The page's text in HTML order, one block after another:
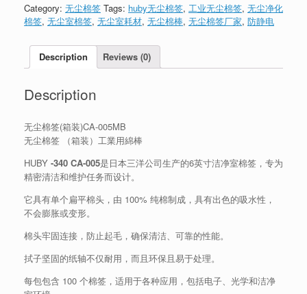
Category: 无尘棉签 Tags: huby无尘棉签, 工业无尘棉签, 无尘净化
棉签, 无尘室棉签, 无尘室耗材, 无尘棉棒, 无尘棉签厂家, 防静电
Description Reviews (0)
Description
无尘棉签(箱装)CA-005MB
无尘棉签 （箱装）工業用綿棒
HUBY -340 CA-005是日本三洋公司生产的6英寸洁净室棉签，专为
精密清洁和维护任务而设计。
它具有单个扁平棉头，由 100% 纯棉制成，具有出色的吸水性，
不会膨胀或变形。
棉头牢固连接，防止起毛，确保清洁、可靠的性能。
拭子坚固的纸轴不仅耐用，而且环保且易于处理。
每包包含 100 个棉签，适用于各种应用，包括电子、光学和洁净